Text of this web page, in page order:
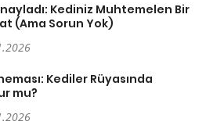
Kediniz Muhtemelen Bir
(Ama Sorun Yok)
Kediler Rüyasında
mu?